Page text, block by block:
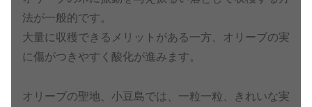
法が一般的です。
大量に収穫できるメリットがある一方、オリーブの実
に傷がつきやすく酸化が進みます。
オリーブの聖地、小豆島では、一粒一粒、きれいな実